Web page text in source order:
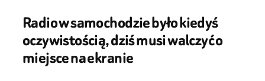
Radio w samochodzie było kiedyś
oczywistością, dziś musi walczyć o
miejsce na ekranie